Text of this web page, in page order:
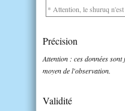
* Attention, le shuruq
Précision
Attention : ces données
moyen de l'observation.
Validité